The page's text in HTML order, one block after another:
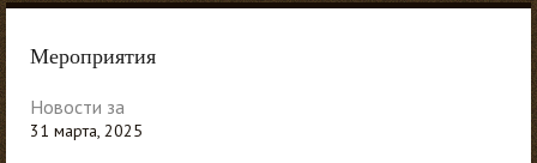
Мероприятия
Новости за
31 марта, 2025